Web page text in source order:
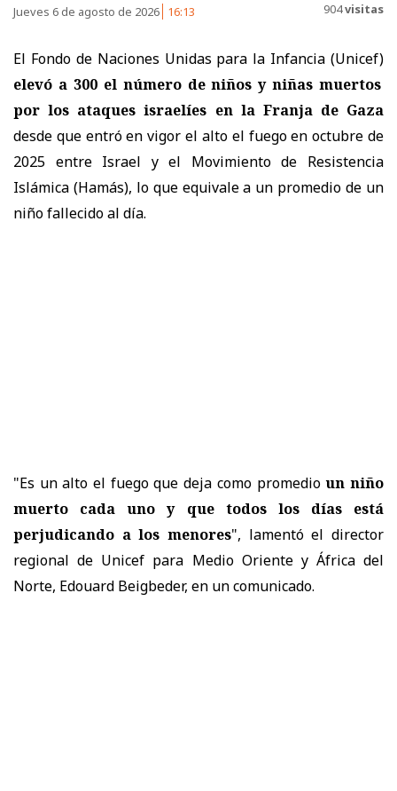
Jueves 6 de agosto de 2026 16:13 904visitas
El Fondo de Naciones Unidas para la Infancia (Unicef)
elevó a 300 el número de niños y niñas muertos
por los ataques israelíes en la Franja de Gaza
desde que entró en vigor el alto el fuego en octubre de
2025 entre Israel y el Movimiento de Resistencia
Islámica (Hamás), lo que equivale a un promedio de un
niño fallecido al día.
"Es un alto el fuego que deja como promedioun niño
muerto cada uno y que todos los días está
perjudicando a los menores", lamentó el director
regional de Unicef para Medio Oriente y África del
Norte, Edouard Beigbeder, en un comunicado.